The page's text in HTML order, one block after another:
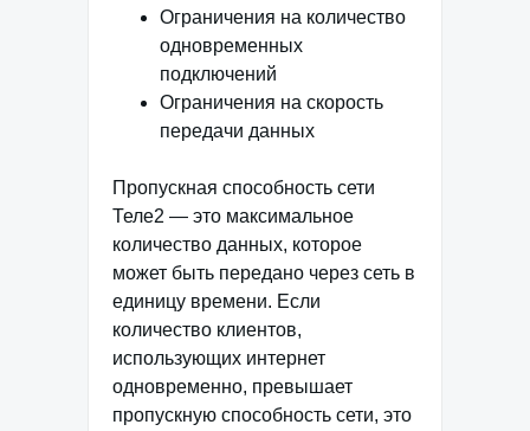
Ограничения на количество
одновременных
подключений
Ограничения на скорость
передачи данных
Пропускная способность сети
Теле2 — это максимальное
количество данных, которое
может быть передано через сеть в
единицу времени. Если
количество клиентов,
использующих интернет
одновременно, превышает
пропускную способность сети, это